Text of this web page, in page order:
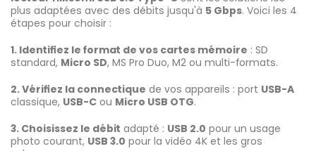
plus adaptées avec des débits jusqu'à 5 Gbps. Voici les 4
étapes pour choisir :
1. Identifiez le format de vos cartes mémoire : SD
standard, Micro SD, MS Pro Duo, M2 ou multi-formats.
2. Vérifiez la connectique de vos appareils : port USB-A
classique, USB-C ou Micro USB OTG.
3. Choisissez le débit adapté : USB 2.0 pour un usage
photo courant, USB 3.0 pour la vidéo 4K et les gros